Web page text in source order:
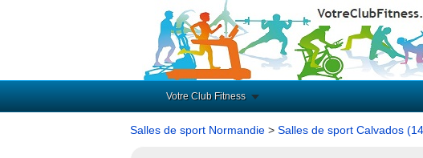
Votre Club Fitness
Salles de sport Normandie > Salles de sport Calvados